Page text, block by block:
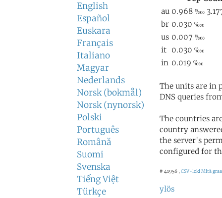
English
Español
Euskara
Français
Italiano
Magyar
Nederlands
Norsk (bokmål)
Norsk (nynorsk)
Polski
Português
Română
Suomi
Svenska
Tiếng Việt
Türkçe
The units are in
DNS queries
The countries
country
the server's
configured for
# 41956 , CSV-loki Mitä
ylös